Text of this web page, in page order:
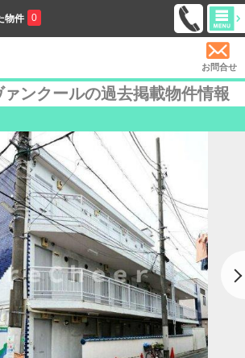
物件 0
お問合せ
ンクールの過去掲載物件情報